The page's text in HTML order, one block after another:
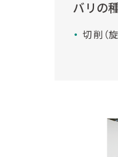
バリの
切削（